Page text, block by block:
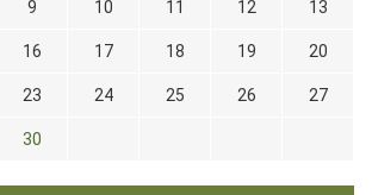
9 10 11 12 13
16 17 18 19 20
23 24 25 26 27
30